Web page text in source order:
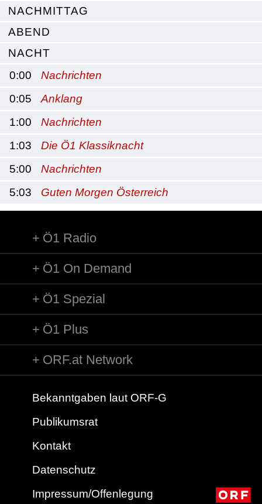
NACHMITTAG
ABEND
NACHT
0:00
Nachrichten
0:05
Anklang
1:00
Nachrichten
1:03
Die Ö1 Klassiknacht
5:00
Nachrichten
5:03
Guten Morgen Österreich
Ö1 Radio
Ö1 On Demand
Ö1 Spezial
Ö1 Plus
ORF.at Network
Bekanntgaben laut ORF-G
Publikumsrat
Kontakt
Datenschutz
Impressum/Offenlegung